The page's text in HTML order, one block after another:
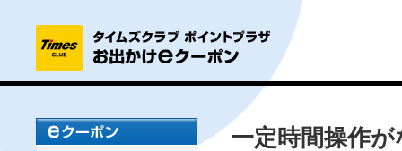
一定時間操作